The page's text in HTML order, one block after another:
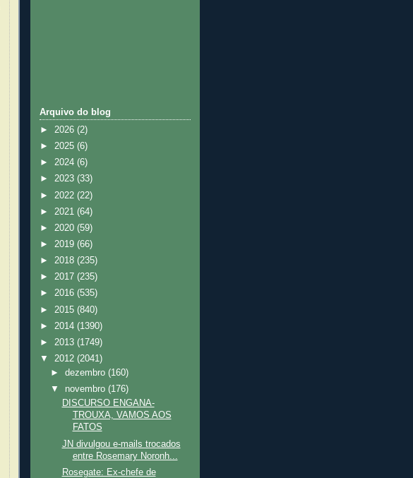
Arquivo do blog
► 2026 (2)
► 2025 (6)
► 2024 (6)
► 2023 (33)
► 2022 (22)
► 2021 (64)
► 2020 (59)
► 2019 (66)
► 2018 (235)
► 2017 (235)
► 2016 (535)
► 2015 (840)
► 2014 (1390)
► 2013 (1749)
▼ 2012 (2041)
►dezembro(160)
▼ novembro(176)
DISCURSO ENGANA-
TROUXA, VAMOS AOS
FATOS
JN divulgou e-mails trocados
entre Rosemary Noronh...
Rosegate: Ex-chefe de